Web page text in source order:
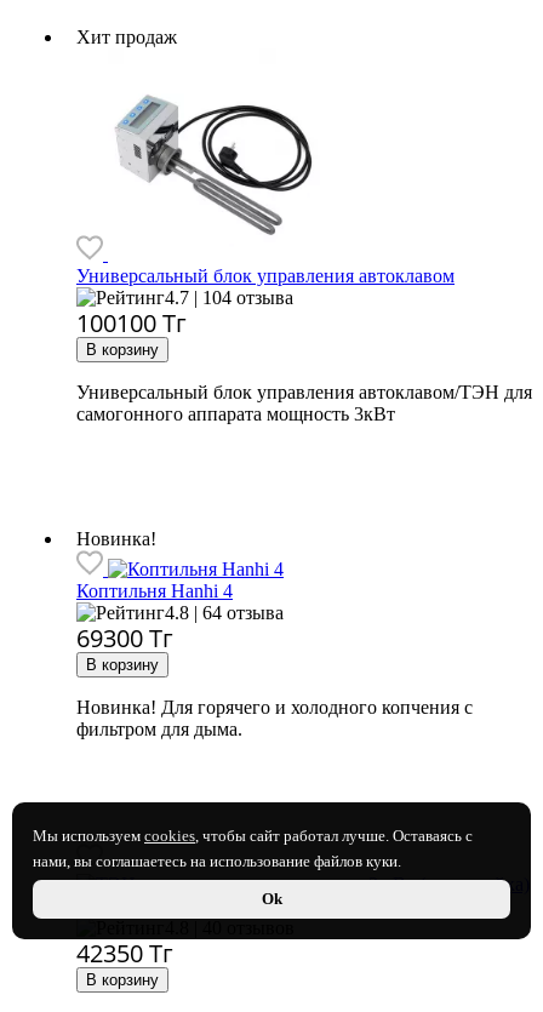
Хит продаж
Универсальный блок управления автоклавом
4.7 | 104 отзыва
100100Тг
Универсальный блок управления автоклавом/ТЭН для
самогонного аппарата мощность 3кВт
Новинка!
Коптильня Hanhi 4
4.8 | 64 отзыва
69300Тг
Новинка! Для горячего и холодного копчения с
фильтром для дыма.
ТЭН для самогонного аппарата, 3 кВт (нержавейка)
42350Тг
Мы используем cookies, чтобы сайт работал лучше. Оставаясь с
нами, вы соглашаетесь на использование файлов куки.
Ok